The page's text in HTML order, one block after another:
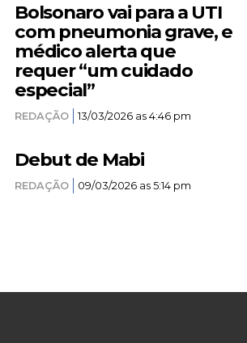
Bolsonaro vai para a UTI
com pneumonia grave, e
médico alerta que
requer “um cuidado
especial”
REDAÇÃO 13/03/2026 as 4:46 pm
Debut de Mabi
REDAÇÃO 09/03/2026 as 5:14 pm